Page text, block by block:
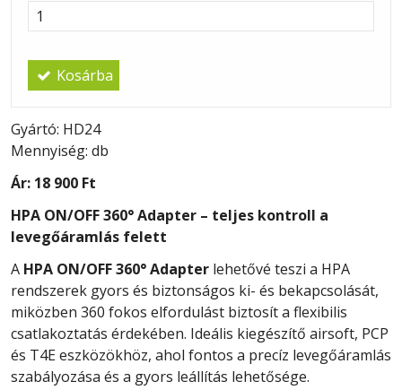
Kosárba
Gyártó: HD24
Mennyiség: db
Ár: 18 900 Ft
HPA ON/OFF 360° Adapter – teljes kontroll a
levegőáramlás felett
A HPA ON/OFF 360° Adapter lehetővé teszi a HPA
rendszerek gyors és biztonságos ki- és bekapcsolását,
miközben 360 fokos elfordulást biztosít a flexibilis
csatlakoztatás érdekében. Ideális kiegészítő airsoft, PCP
és T4E eszközökhöz, ahol fontos a precíz levegőáramlás
szabályozása és a gyors leállítás lehetősége.